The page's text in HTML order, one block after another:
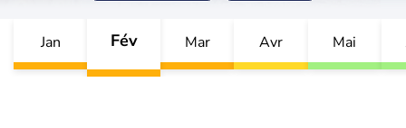
Jan Fév Mar Avr Mai